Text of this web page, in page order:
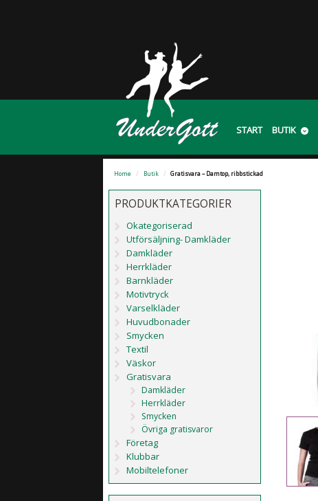
START BUTIK
Home / Butik / Gratisvara – Damtop, ribbstickad
PRODUKTKATEGORIER
Okategoriserad
Utförsäljning- Damkläder
Damkläder
Herrkläder
Barnkläder
Motivtryck
Varselkläder
Huvudbonader
Smycken
Textil
Väskor
Gratisvara
Damkläder
Herrkläder
Smycken
Övriga gratisvaror
Företag
Klubbar
Mobiltelefoner